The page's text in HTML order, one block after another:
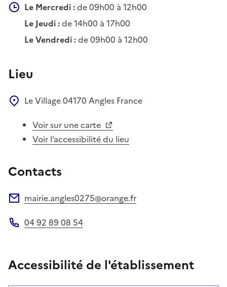
Le Mercredi :de 09h00 à 12h00
Le Jeudi :de 14h00 à 17h00
Le Vendredi :de 09h00 à 12h00
Lieu
Le Village04170 Angles France
Voir sur une carte
Voir l’accessibilité du lieu
Contacts
mairie.angles0275@orange.fr
04 92 89 08 54
Accessibilité de l'établissement